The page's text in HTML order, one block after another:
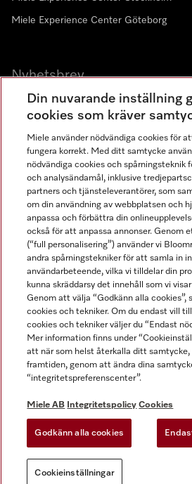
Miele Experience Center Göteborg
Nyhetsbrev
Gå med i vår gemenskap
Miele AB
Allmänna villkor
Användarvillkor
Miele tillgänglighetsförklaring
Lagen om digitala tjänster
Miele på LinkedIn
Miele på Facebook
Miele på Instagram
Miele på Youtube
Din nuvarande inställning
cookies som kräver
Miele använder nödvändiga cookies för
fungera korrekt. Med ditt samtycke
nödvändiga cookies och spårningsteknik
och analysändamål, inklusive
partners och tjänsteleverantörer, som
om din användning av webbplatsen och
anpassa och förbättra din
också för att anpassa annonser. Genom
(“full personalisering”) använder vi
andra spårningstekniker för att samla in
användarbeteende, vilka vi tilldelar din
kunna skräddarsy det innehåll som vi
Genom att välja “Godkänn alla cookies”,
cookies och tekniker. Om du endast vill
cookies och tekniker väljer du “Endast
Mer information finns under
att när som helst återkalla ditt samtycke,
framtiden, genom att ändra dina
“integritetspreferenscenter”.
Miele AB Integritetspolicy Cookies
Godkänn alla cookies
Cookieinställningar